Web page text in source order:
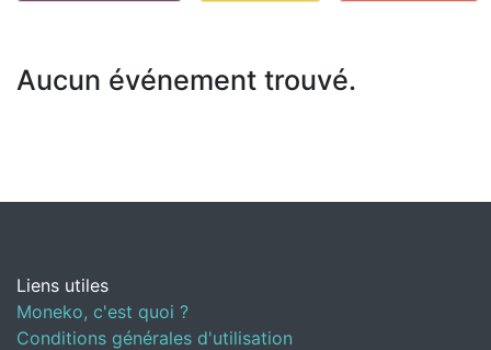
Aucun événement trouvé.
Liens utiles
Moneko, c'est quoi ?
Conditions générales d'utilisation